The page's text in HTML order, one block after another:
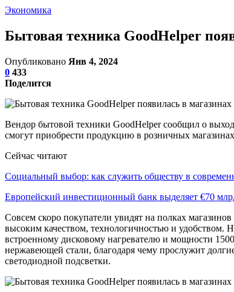
Экономика
Бытовая техника GoodHelper
Опубликовано Янв 4, 2024
0 433
Поделится
Вендор бытовой техники GoodHelper сообщил о
смогут приобрести продукцию в розничных
Сейчас читают
Социальный выбор: как служить обществу в
Европейский инвестиционный банк выделяет €70
Совсем скоро покупатели увидят на полках
высоким качеством, технологичностью и удобством.
встроенному дисковому нагревателю и мощности
нержавеющей стали, благодаря чему прослужит
светодиодной подсветки.